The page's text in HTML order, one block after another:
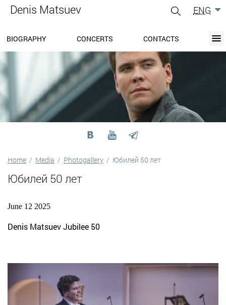
Denis Matsuev ENG
BIOGRAPHY CONCERTS
CONTACTS
BIOGRAPHY
CONCERTS
BLOG
DISCOGRAPHY
PRESS-CENTER
Home / Media / Photogallery / Юбилей 50 лет
Юбилей 50 лет
June 12 2025
Denis Matsuev Jubilee 50